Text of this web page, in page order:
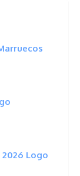
2026 Logo